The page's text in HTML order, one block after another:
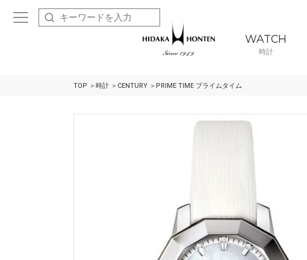
WATCH
時計
TOP 時計 CENTURY PRIME TIME プライムタイム